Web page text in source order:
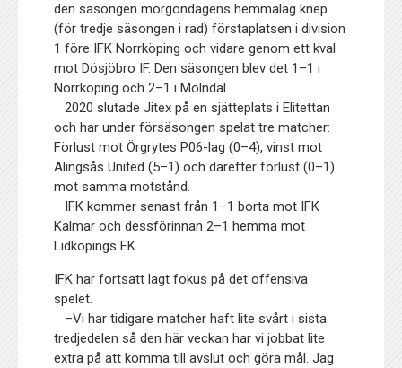
den säsongen morgondagens hemmalag knep
(för tredje säsongen i rad) förstaplatsen i division
1 före IFK Norrköping och vidare genom ett kval
mot Dösjöbro IF. Den säsongen blev det 1–1 i
Norrköping och 2–1 i Mölndal.
2020 slutade Jitex på en sjätteplats i Elitettan
och har under försäsongen spelat tre matcher:
Förlust mot Örgrytes P06-lag (0–4), vinst mot
Alingsås United (5–1) och därefter förlust (0–1)
mot samma motstånd.
IFK kommer senast från 1–1 borta mot IFK
Kalmar och dessförinnan 2–1 hemma mot
Lidköpings FK.
IFK har fortsatt lagt fokus på det offensiva
spelet.
–Vi har tidigare matcher haft lite svårt i sista
tredjedelen så den här veckan har vi jobbat lite
extra på att komma till avslut och göra mål. Jag